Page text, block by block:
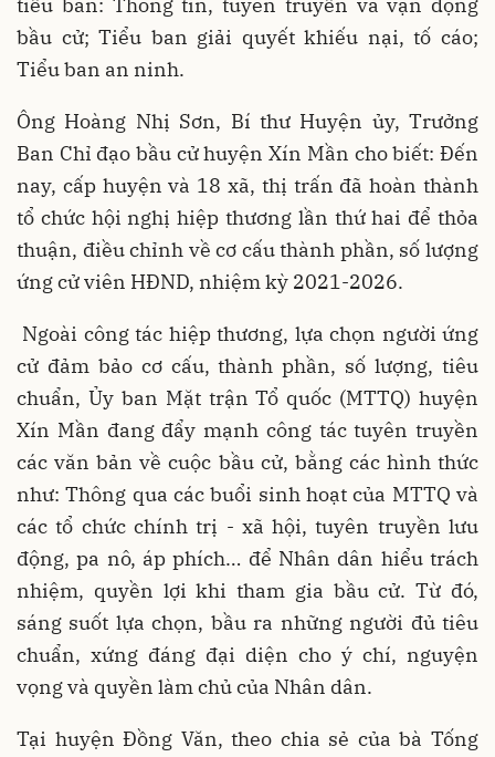
tiểu ban: Thông tin, tuyên truyền và vận động
bầu cử; Tiểu ban giải quyết khiếu nại, tố cáo;
Tiểu ban an ninh.
Ông Hoàng Nhị Sơn, Bí thư Huyện ủy, Trưởng
Ban Chỉ đạo bầu cử huyện Xín Mần cho biết: Đến
nay, cấp huyện và 18 xã, thị trấn đã hoàn thành
tổ chức hội nghị hiệp thương lần thứ hai để thỏa
thuận, điều chỉnh về cơ cấu thành phần, số lượng
ứng cử viên HĐND, nhiệm kỳ 2021-2026.
Ngoài công tác hiệp thương, lựa chọn người ứng
cử đảm bảo cơ cấu, thành phần, số lượng, tiêu
chuẩn, Ủy ban Mặt trận Tổ quốc (MTTQ) huyện
Xín Mần đang đẩy mạnh công tác tuyên truyền
các văn bản về cuộc bầu cử, bằng các hình thức
như: Thông qua các buổi sinh hoạt của MTTQ và
các tổ chức chính trị - xã hội, tuyên truyền lưu
động, pa nô, áp phích… để Nhân dân hiểu trách
nhiệm, quyền lợi khi tham gia bầu cử. Từ đó,
sáng suốt lựa chọn, bầu ra những người đủ tiêu
chuẩn, xứng đáng đại diện cho ý chí, nguyện
vọng và quyền làm chủ của Nhân dân.
Tại huyện Đồng Văn, theo chia sẻ của bà Tống